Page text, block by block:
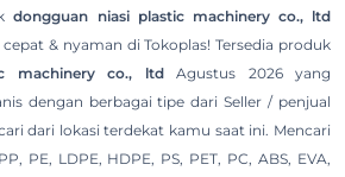
dongguan niasi plastic machinery co., ltd
& nyaman di Tokoplas! Tersedia produk
machinery co., ltdAgustus 2026 yang
dengan berbagai tipe dari Seller / penjual
dari lokasi terdekat kamu saat ini. Mencari
PE, LDPE, HDPE, PS, PET, PC, ABS, EVA,